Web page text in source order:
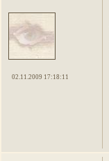
02.11.2009 17:18:11